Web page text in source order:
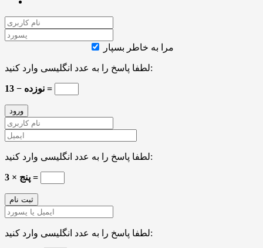
مرا به خاطر بسپار
لطفا پاسخ را به عدد انگلیسی وارد کنید:
نوزده − 13 =
لطفا پاسخ را به عدد انگلیسی وارد کنید:
پنج × 3 =
لطفا پاسخ را به عدد انگلیسی وارد کنید: